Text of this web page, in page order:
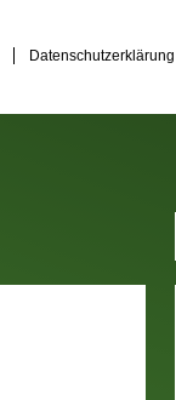
Datenschutzerklärung